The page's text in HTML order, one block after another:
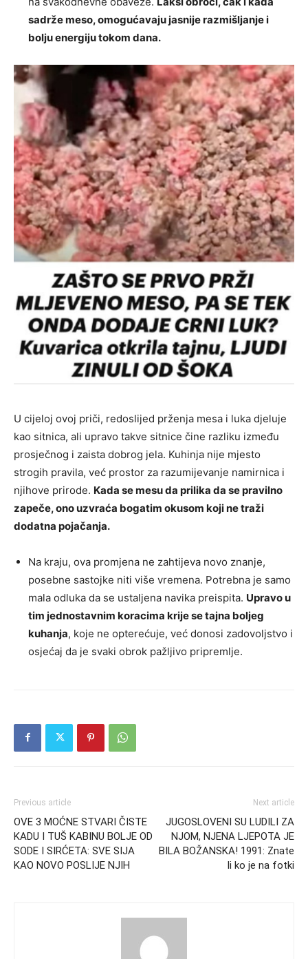
sadrže meso, omogućavaju jasnije razmišljanje i
bolju energiju tokom dana.
U cijeloj ovoj priči, redoslijed prženja mesa i luka djeluje
kao sitnica, ali upravo takve sitnice čine razliku između
prosječnog i zaista dobrog jela. Kuhinja nije mjesto
strogih pravila, već prostor za razumijevanje namirnica i
njihove prirode. Kada se mesu da prilika da se pravilno
zapeče, ono uzvraća bogatim okusom koji ne traži
dodatna pojačanja.
Na kraju, ova promjena ne zahtijeva novo znanje,
posebne sastojke niti više vremena. Potrebna je samo
mala odluka da se ustaljena navika preispita. Upravo u
tim jednostavnim koracima krije se tajna boljeg
kuhanja, koje ne opterećuje, već donosi zadovoljstvo i
osjećaj da je svaki obrok pažljivo pripremlje.
Previous article
OVE 3 MOĆNE STVARI ČISTE
KADU I TUŠ KABINU BOLJE OD
SODE I SIRĆETA: SVE SIJA
KAO NOVO POSLIJE NJIH
Next article
JUGOSLOVENI SU LUDILI ZA
NJOM, NJENA LJEPOTA JE
BILA BOŽANSKA! 1991: Znate
li ko je na fotki